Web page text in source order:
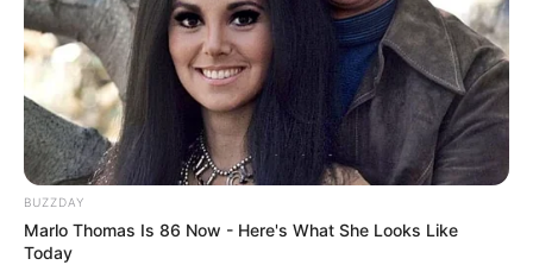
BUZZDAY
Marlo Thomas Is 86 Now - Here's What She Looks Like
Today